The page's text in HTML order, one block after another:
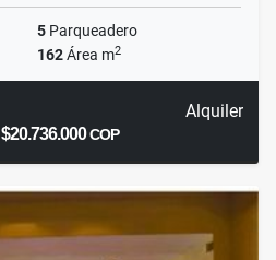
5 Parqueadero
162Área m2
Alquiler
$20.736.000COP